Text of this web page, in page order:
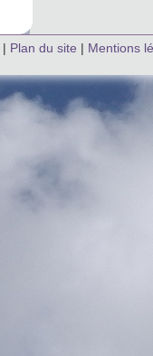
| Plan du site | Mentions